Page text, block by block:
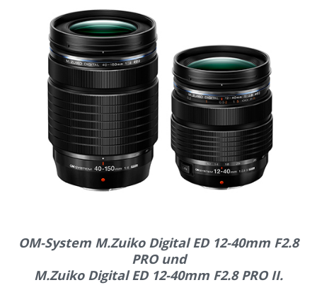
OM-System M.Zuiko Digital ED 12-40mm F2.8
PRO und
M.Zuiko Digital ED 12-40mm F2.8 PRO II.